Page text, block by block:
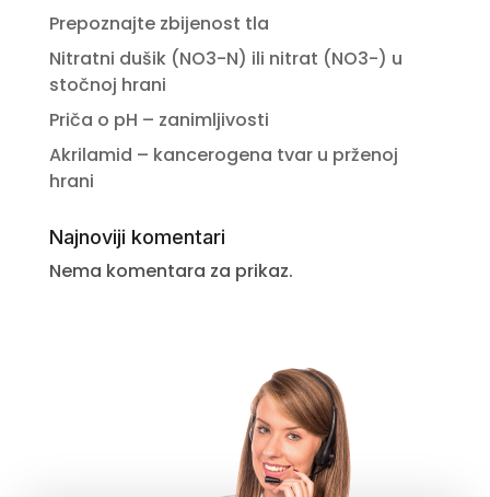
Prepoznajte zbijenost tla
Nitratni dušik (NO3-N) ili nitrat (NO3-) u
stočnoj hrani
Priča o pH – zanimljivosti
Akrilamid – kancerogena tvar u prženoj
hrani
Najnoviji komentari
Nema komentara za prikaz.